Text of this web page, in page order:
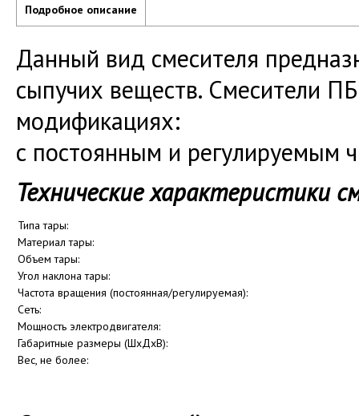
Подробное описание
Данный вид смесителя
сыпучих веществ. Смесители
модификациях:
с постоянным и регулируемым
Технические характеристики
Типа тары:
Материал тары:
Объем тары:
Угол наклона тары:
Частота вращения (постоянная/регулируемая):
Сеть:
Мощность электродвигателя:
Габаритные размеры (ШхДхВ):
Вес, не более: